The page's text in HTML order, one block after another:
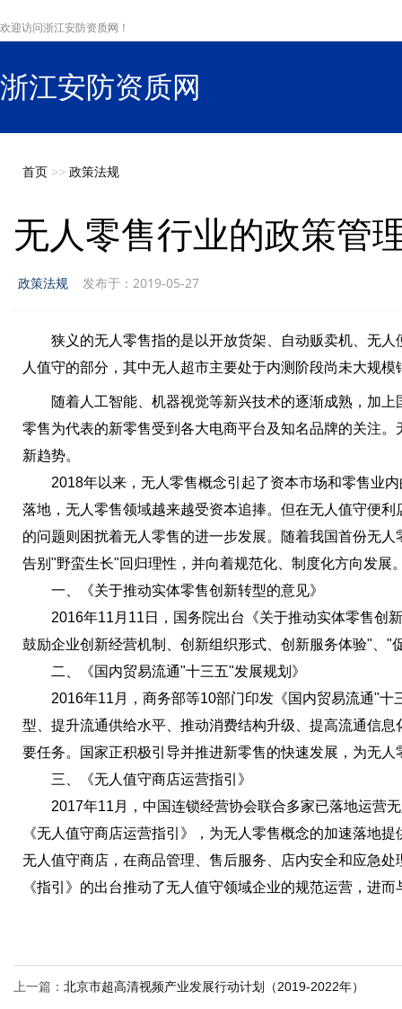
欢迎访问浙江安防资质网！
浙江安防资质网
首页 >> 政策法规
无人零售行业的政策管
政策法规 发布于：2019-05-27
狭义的无人零售指的是以开放货架、自动贩卖机、无
人值守的部分，其中无人超市主要处于内测阶段尚未大规模
随着人工智能、机器视觉等新兴技术的逐渐成熟，加上
零售为代表的新零售受到各大电商平台及知名品牌的关注
新趋势。
2018年以来，无人零售概念引起了资本市场和零售业内
落地，无人零售领域越来越受资本追捧。但在无人值守便
的问题则困扰着无人零售的进一步发展。随着我国首份无
告别"野蛮生长"回归理性，并向着规范化、制度化方向发展
一、《关于推动实体零售创新转型的意见》
2016年11月11日，国务院出台《关于推动实体零售创
鼓励企业创新经营机制、创新组织形式、创新服务体验"、"
二、《国内贸易流通"十三五"发展规划》
2016年11月，商务部等10部门印发《国内贸易流通"十
型、提升流通供给水平、推动消费结构升级、提高流通信
要任务。国家正积极引导并推进新零售的快速发展，为无人
三、《无人值守商店运营指引》
2017年11月，中国连锁经营协会联合多家已落地运营无
《无人值守商店运营指引》，为无人零售概念的加速落地
无人值守商店，在商品管理、售后服务、店内安全和应急
《指引》的出台推动了无人值守领域企业的规范运营，进
上一篇： 北京市超高清视频产业发展行动计划（2019-2022年）